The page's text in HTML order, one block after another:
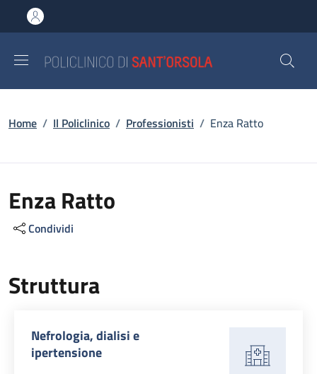
al contenuto principale
to footer content
Briciole di pane
Home / Il Policlinico / Professionisti / Enza Ratto
Enza Ratto
Condividi
Struttura
Nefrologia, dialisi e
ipertensione